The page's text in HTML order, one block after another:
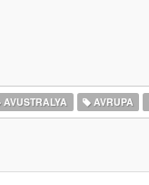
AVUSTRALYA AVRUPA